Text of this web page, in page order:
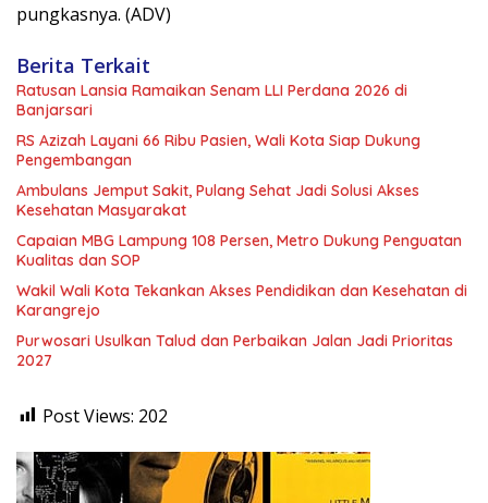
pungkasnya. (ADV)
Berita Terkait
Ratusan Lansia Ramaikan Senam LLI Perdana 2026 di
Banjarsari
RS Azizah Layani 66 Ribu Pasien, Wali Kota Siap Dukung
Pengembangan
Ambulans Jemput Sakit, Pulang Sehat Jadi Solusi Akses
Kesehatan Masyarakat
Capaian MBG Lampung 108 Persen, Metro Dukung Penguatan
Kualitas dan SOP
Wakil Wali Kota Tekankan Akses Pendidikan dan Kesehatan di
Karangrejo
Purwosari Usulkan Talud dan Perbaikan Jalan Jadi Prioritas
2027
Post Views: 202